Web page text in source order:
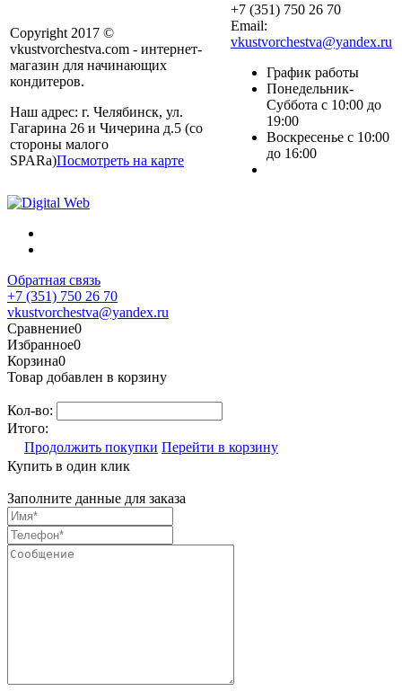
Copyright 2017 ©
vkustvorchestva.com - интернет-
магазин для начинающих
кондитеров.
Наш адрес: г. Челябинск, ул.
Гагарина 26 и Чичерина д.5 (со
стороны малого
SPARa)Посмотреть на карте
+7 (351) 750 26 70
Email:
vkustvorchestva@yandex.ru
График работы
Понедельник-
Суббота с 10:00 до
19:00
Воскресенье с 10:00
до 16:00
Обратная связь
+7 (351) 750 26 70
vkustvorchestva@yandex.ru
Сравнение0
Избранное0
Корзина0
Товар добавлен в корзину
Кол-во:
Итого:
Продолжить покупки Перейти в корзину
Купить в один клик
Заполните данные для заказа